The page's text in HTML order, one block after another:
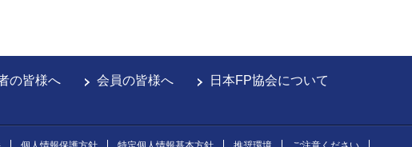
の皆様へ 会員の皆様へ 日本FP協会について